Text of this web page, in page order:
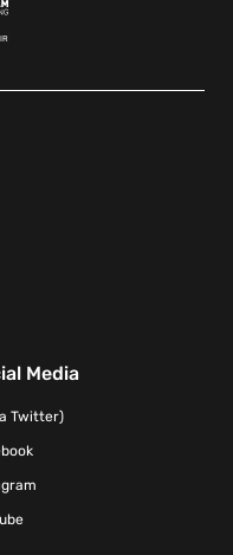
Media
Twitter)